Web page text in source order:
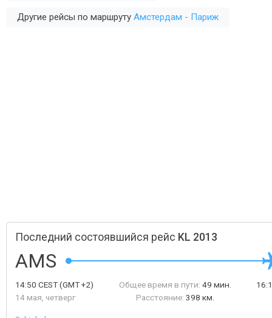
Другие рейсы по маршруту Амстердам - Париж
Последний состоявшийся рейс KL 2013
AMS
14:50 CEST(GMT +2)
14 мая, четверг
Общее время в пути: 49 мин.
Расстояние: 398 км.